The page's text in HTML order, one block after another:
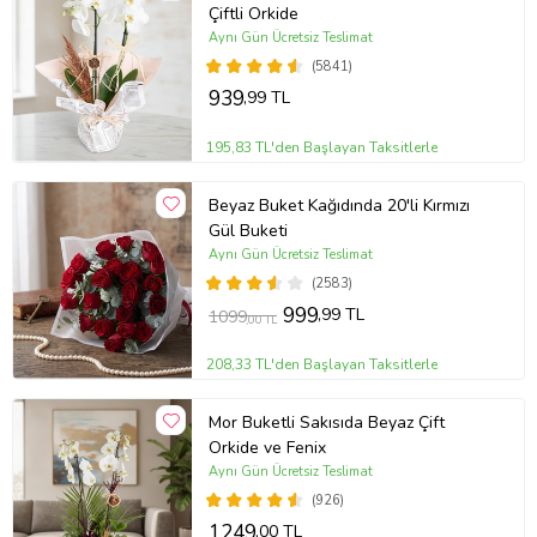
Stok durumuna göre ürünlerde ufak değişiklikler olabilir.
Turuncu çardak güllerde ton farkı görülebilir.
Ürün Kodu:vbt1355
Çiftli Orkide
(5841)
Aynı Gün Ücretsiz Teslimat
939,99 TL
195,83 TL'den Başlayan Taksitlerle
Beyaz Buket Kağıdında 20'li Kırmızı
Gül Buketi
(2583)
Aynı Gün Ücretsiz Teslimat
1099,00 TL 999,99 TL
208,33 TL'den Başlayan Taksitlerle
Mor Buketli Sakısıda Beyaz Çift
Orkide ve Fenix
(926)
Aynı Gün Ücretsiz Teslimat
,00 TL